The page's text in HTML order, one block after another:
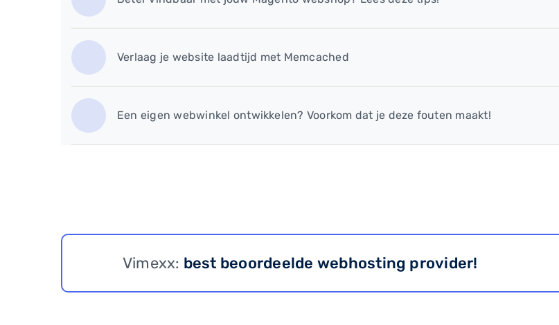
Verlaag je website laadtijd met Memcached
​Een eigen webwinkel ontwikkelen? Voorkom dat je deze fouten maakt!
Vimexx: best beoordeelde webhosting provider!